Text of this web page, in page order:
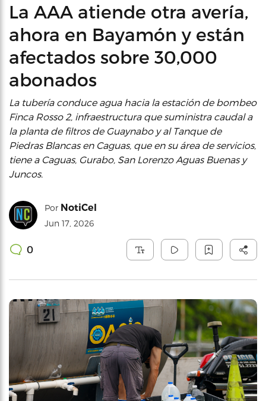
La AAA atiende otra avería,
ahora en Bayamón y están
afectados sobre 30,000
abonados
La tubería conduce agua hacia la estación de bombeo
Finca Rosso 2, infraestructura que suministra caudal a
la planta de filtros de Guaynabo y al Tanque de
Piedras Blancas en Caguas, que en su área de servicios,
tiene a Caguas, Gurabo, San Lorenzo Aguas Buenas y
Juncos.
Por NotiCel
Jun 17, 2026
0